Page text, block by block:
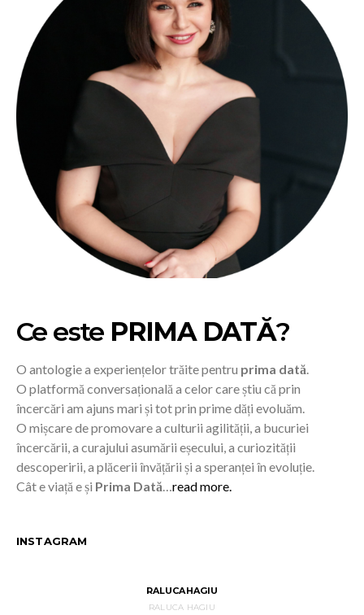
Ce este PRIMA DATĂ?
O antologie a experiențelor trăite pentru prima dată
O platformă conversațională a celor care știu că prin
încercări am ajuns mari și tot prin prime dăți evoluăm.
O mișcare de promovare a culturii agilității, a bucuriei
încercării, a curajului asumării eșecului, a curiozității
descoperirii, a plăcerii învățării și a speranței în evoluție.
Cât e viață e și Prima Dată read more.
INSTAGRAM
RALUCAHAGIU
RALUCA HAGIU